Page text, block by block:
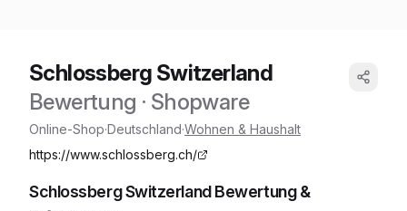
Schlossberg Switzerland
Bewertung · Shopware
Online-Shop·Deutschland·Wohnen & Haushalt
https://www.schlossberg.ch/
Schlossberg SwitzerlandBewertung &